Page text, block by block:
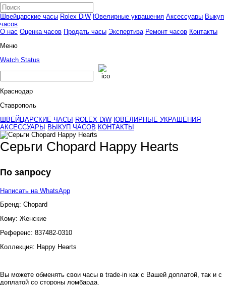
Швейцарские часы Rolex DiW Ювелирные украшения Аксессуары Выкуп
часов
О нас Оценка часов Продать часы Экспертиза Ремонт часов Контакты
Меню
Watch Status
Краснодар
Ставрополь
ШВЕЙЦАРСКИЕ ЧАСЫ
ROLEX DiW ЮВЕЛИРНЫЕ УКРАШЕНИЯ
АКСЕССУАРЫ
ВЫКУП ЧАСОВ КОНТАКТЫ
Серьги Chopard Happy Hearts
По запросу
Написать на WhatsApp
Бренд: Chopard
Кому: Женские
Референс: 837482-0310
Коллекция: Happy Hearts
Вы можете обменять свои часы в trade-in как с Вашей доплатой, так и с
доплатой со стороны ломбарда.